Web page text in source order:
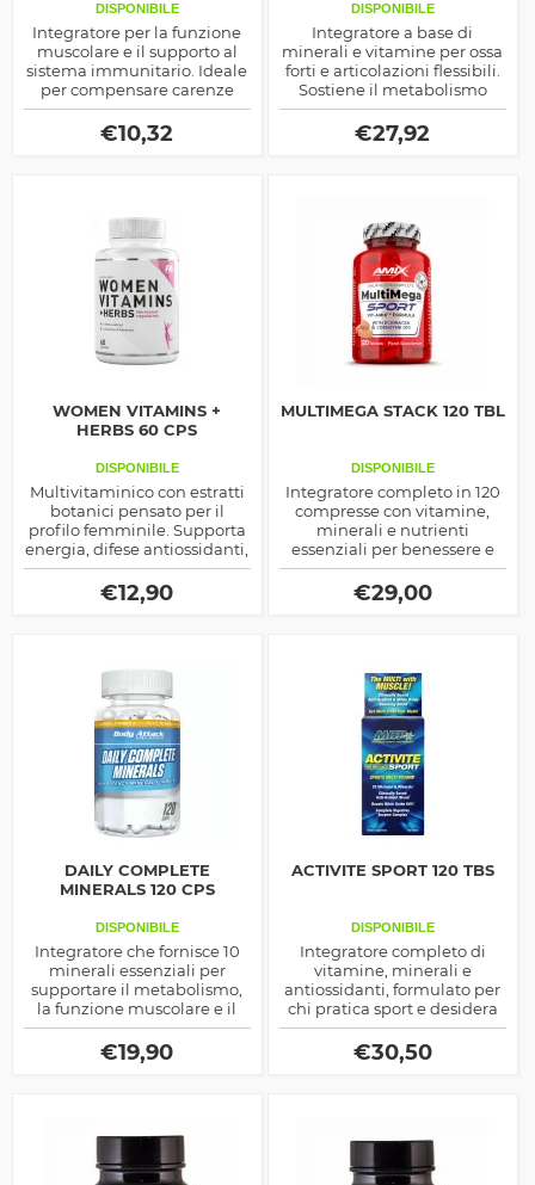
DISPONIBILE
Integratore per la funzione
muscolare e il supporto al
sistema immunitario. Ideale
per compensare carenze
alimentari o di esposizione
al sole, favorisce un
metabolismo osseo ottimale
€10,32
DISPONIBILE
Integratore a base di
minerali e vitamine per ossa
forti e articolazioni flessibili.
Sostiene il metabolismo
osseo e contrasta la perdita
di densità minerale.
€27,92
WOMEN VITAMINS +
HERBS 60 CPS
DISPONIBILE
Multivitaminico con estratti
botanici pensato per il
profilo femminile. Supporta
energia, difese antiossidanti,
pelle e benessere
quotidiano, senza
stimolanti.
€12,90
MULTIMEGA STACK 120 TBL
DISPONIBILE
Integratore completo in 120
compresse con vitamine,
minerali e nutrienti
essenziali per benessere e
performance.
€29,00
DAILY COMPLETE
MINERALS 120 CPS
DISPONIBILE
Integratore che fornisce 10
minerali essenziali per
supportare il metabolismo,
la funzione muscolare e il
sistema immunitario.
Combatte lo stress
ossidativo, previene carenze
vegetariane o vegane.
€19,90
ACTIVITE SPORT 120 TBS
DISPONIBILE
Integratore completo di
vitamine, minerali e
antiossidanti, formulato per
chi pratica sport e desidera
massimizzare energia,
resistenza e recupero
muscolare.
€30,50